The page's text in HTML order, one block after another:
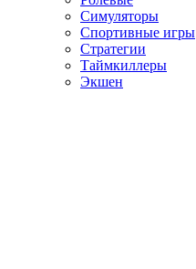
Симуляторы
Спортивные игры
Стратегии
Таймкиллеры
Экшен